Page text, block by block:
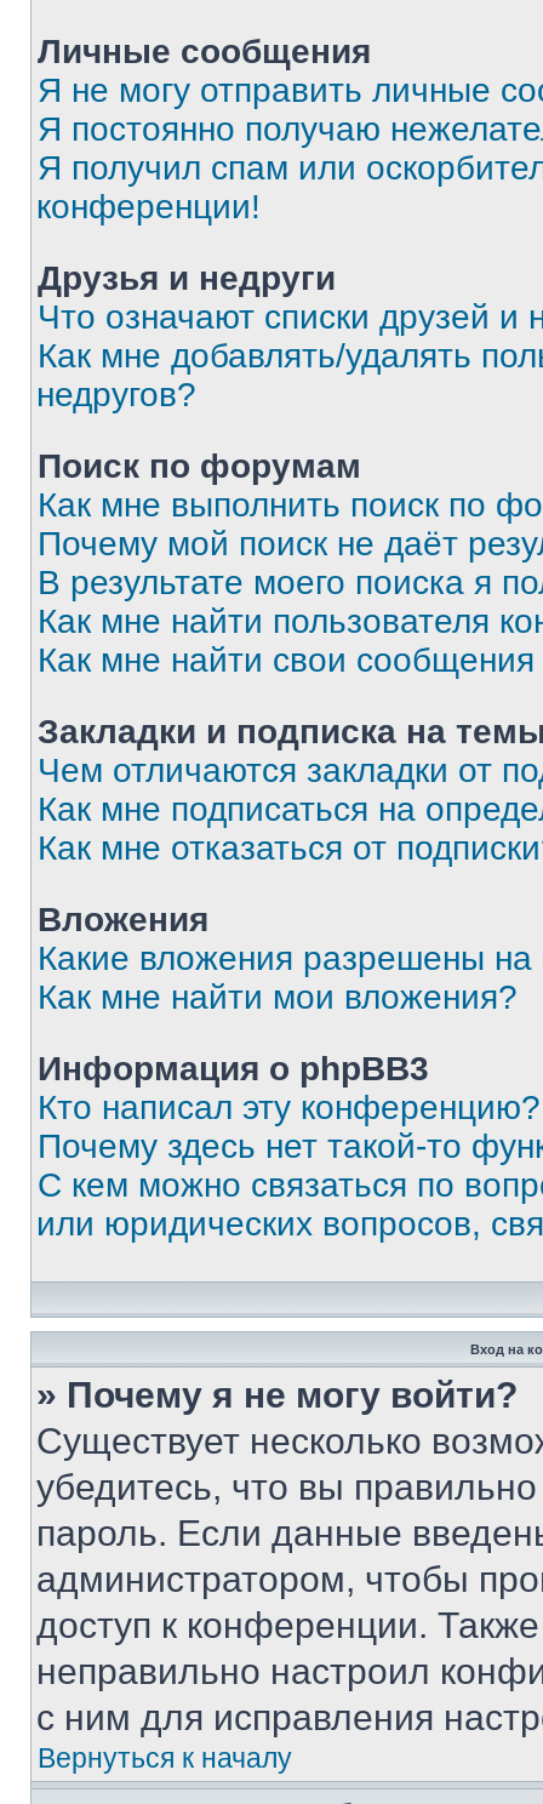
Личные сообщения
Я не могу отправить личные
Я постоянно получаю
Я получил спам или
конференции!
Друзья и недруги
Что означают списки друзей и
Как мне добавлять/удалять
недругов?
Поиск по форумам
Как мне выполнить поиск по
Почему мой поиск не даёт
В результате моего поиска я
Как мне найти пользователя
Как мне найти свои
Закладки и подписка на
Чем отличаются закладки от
Как мне подписаться на
Как мне отказаться от
Вложения
Какие вложения разрешены
Как мне найти мои вложения?
Информация о phpBB3
Кто написал эту конференцию?
Почему здесь нет такой-то
С кем можно связаться по
или юридических вопросов,
Вход на
» Почему я не могу войти?
Существует несколько
убедитесь, что вы
пароль. Если данные
администратором, чтобы
доступ к конференции.
неправильно настроил
с ним для исправления
Вернуться к началу